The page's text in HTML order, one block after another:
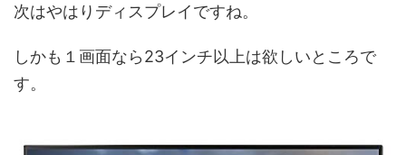
次はやはりディスプレイですね。
しかも１画面なら23インチ以上は欲しいところで
す。